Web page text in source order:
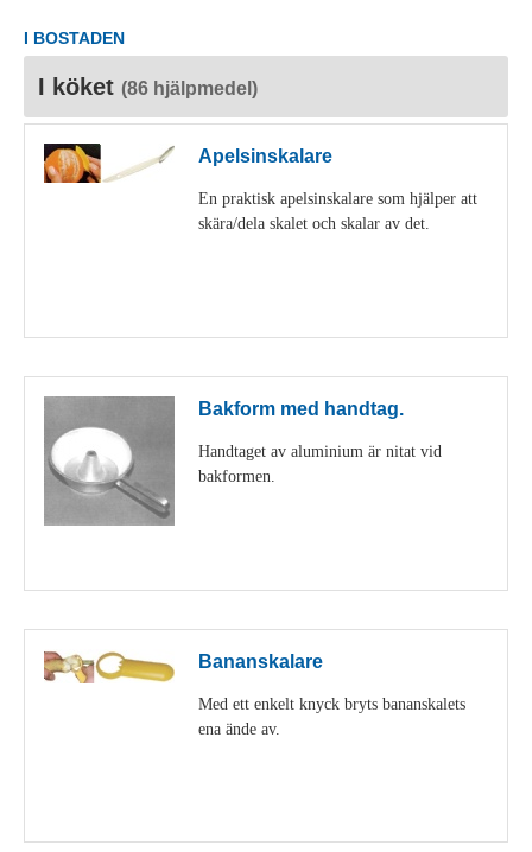
I BOSTADEN
I köket (86 hjälpmedel)
Apelsinskalare
En praktisk apelsinskalare som hjälper att
skära/dela skalet och skalar av det.
Bakform med handtag.
Handtaget av aluminium är nitat vid
bakformen.
Bananskalare
Med ett enkelt knyck bryts bananskalets
ena ände av.